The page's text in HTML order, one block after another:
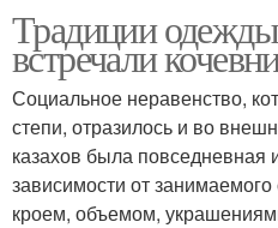
Традиции
встречали
Социальное неравенство,
степи, отразилось и во
казахов была
зависимости от занимаемого
кроем, объемом,